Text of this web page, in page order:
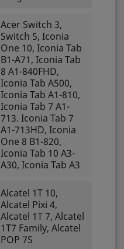
Acer Switch 3,
Switch 5, Iconia
One 10, Iconia Tab
B1-A71, Iconia Tab
8 A1-840FHD,
Iconia Tab A500,
Iconia Tab A1-810,
Iconia Tab 7 A1-
713. Iconia Tab 7
A1-713HD, Iconia
One 8 B1-820,
Iconia Tab 10 A3-
A30, Iconia Tab A3
Alcatel 1T 10,
Alcatel Pixi 4,
Alcatel 1T 7, Alcatel
1T7 Family, Alcatel
POP 7S